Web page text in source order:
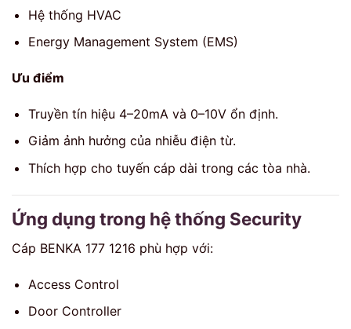
Hệ thống HVAC
Energy Management System (EMS)
Ưu điểm
Truyền tín hiệu 4–20mA và 0–10V ổn định.
Giảm ảnh hưởng của nhiễu điện từ.
Thích hợp cho tuyến cáp dài trong các tòa nhà.
Ứng dụng trong hệ thống Security
Cáp BENKA 177 1216 phù hợp với:
Access Control
Door Controller